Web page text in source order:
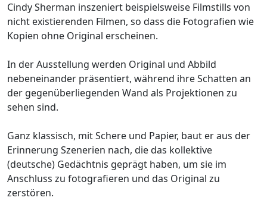
Cindy Sherman inszeniert beispielsweise Filmstills von
nicht existierenden Filmen, so dass die Fotografien wie
Kopien ohne Original erscheinen.
In der Ausstellung werden Original und Abbild
nebeneinander präsentiert, während ihre Schatten an
der gegenüberliegenden Wand als Projektionen zu
sehen sind.
Ganz klassisch, mit Schere und Papier, baut er aus der
Erinnerung Szenerien nach, die das kollektive
(deutsche) Gedächtnis geprägt haben, um sie im
Anschluss zu fotografieren und das Original zu
zerstören.